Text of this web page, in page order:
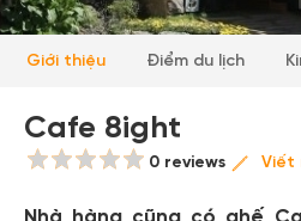
Giới thiệu Điểm du lịch
Cafe 8ight
0 reviews Viết